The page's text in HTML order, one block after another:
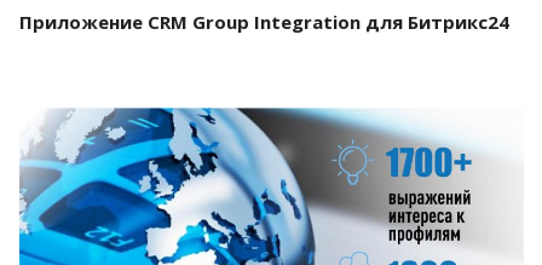
Приложение CRM Group Integration для Битрикс24